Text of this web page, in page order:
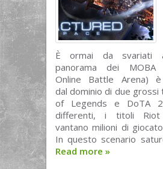
È ormai da svariati
panorama dei MOBA
Online Battle Arena) è
dal dominio di due grossi
of Legends e DoTA
differenti, i titoli
vantano milioni di
In questo scenario
Read more »